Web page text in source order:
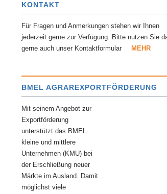
KONTAKT
Für Fragen und Anmerkungen stehen wir Ihnen
jederzeit gerne zur Verfügung. Bitte nutzen Sie
gerne auch unser Kontaktformular
MEHR
BMEL AGRAREXPORTFÖRDERUNG
Mit seinem Angebot zur
Exportförderung
unterstützt das BMEL
kleine und mittlere
Unternehmen (KMU) bei
der Erschließung neuer
Märkte im Ausland. Damit
möglichst viele